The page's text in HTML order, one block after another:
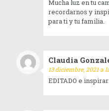
Mucha luz en tu
recordarnos y
para ti y tu familia.
Claudia
13 diciembre, 2021 a
EDITADO e